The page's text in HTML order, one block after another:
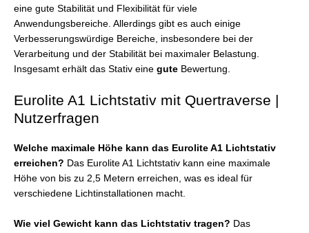
eine gute Stabilität und Flexibilität für viele
Anwendungsbereiche. Allerdings gibt es auch einige
Verbesserungswürdige Bereiche, insbesondere bei der
Verarbeitung und der Stabilität bei maximaler Belastung.
Insgesamt erhält das Stativ eine gute Bewertung.
Eurolite A1 Lichtstativ mit Quertraverse |
Nutzerfragen
Welche maximale Höhe kann das Eurolite A1 Lichtstativ
erreichen? Das Eurolite A1 Lichtstativ kann eine maximale
Höhe von bis zu 2,5 Metern erreichen, was es ideal für
verschiedene Lichtinstallationen macht.
Wie viel Gewicht kann das Lichtstativ tragen? Das